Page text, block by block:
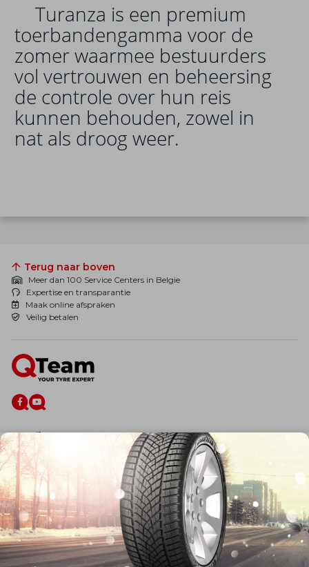
Turanza is een premium
toerbandengamma voor de
zomer waarmee bestuurders
vol vertrouwen en beheersing
de controle over hun reis
kunnen behouden, zowel in
nat als droog weer.
Terug naar boven
Meer dan 100 Service Centers in Belgie
Expertise en transparantie
Maak online afspraken
Veilig betalen
De firma
Wie zijn wij?
Blog
Onze dienstverlening
Banden
Velgen
Diensten
Afspraak Maken
Informatie over